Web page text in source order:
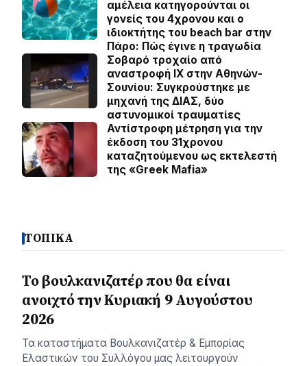
αμέλεια κατηγορούνται οι
γονείς του 4χρονου και ο
ιδιοκτήτης του beach bar στην
Πάρο: Πώς έγινε η τραγωδία
Σοβαρό τροχαίο από
αναστροφή ΙΧ στην Αθηνών-
Σουνίου: Συγκρούστηκε με
μηχανή της ΔΙΑΣ, δύο
αστυνομικοί τραυματίες
Αντίστροφη μέτρηση για την
έκδοση του 31χρονου
καταζητούμενου ως εκτελεστή
της «Greek Mafia»
ΤΟΠΙΚΑ
Το βουλκανιζατέρ που θα είναι
ανοιχτό την Κυριακή 9 Αυγούστου
2026
Τα καταστήματα Βουλκανιζατέρ & Εμπορίας
Ελαστικών του Συλλόγου μας λειτουργούν